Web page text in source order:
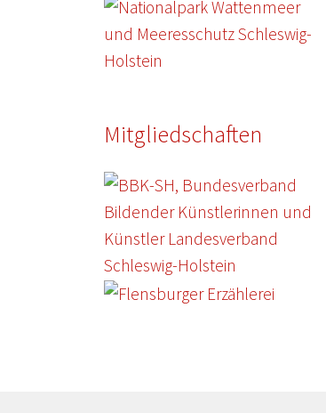
Mitgliedschaften